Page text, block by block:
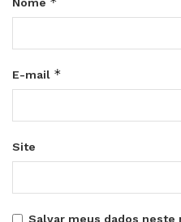
Nome
E-mail *
Site
Salvar meus dados neste